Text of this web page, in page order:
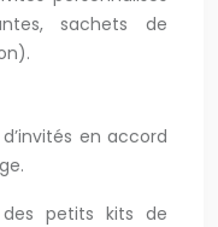
sachets de
en accord
petits kits de